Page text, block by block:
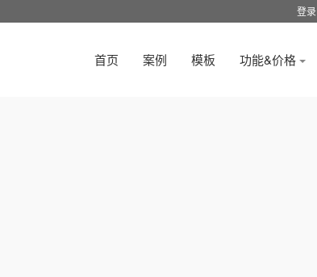
登录
首页 案例 模板 功能&价格